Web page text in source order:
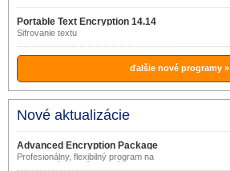
Portable Text Encryption 14.14
Šifrovanie textu
ďalšie nové programy »
Nové aktualizácie
Advanced Encryption Package
2016 6.04
Profesionálny, flexibilný program na
ochranu súborov šifrovaním.